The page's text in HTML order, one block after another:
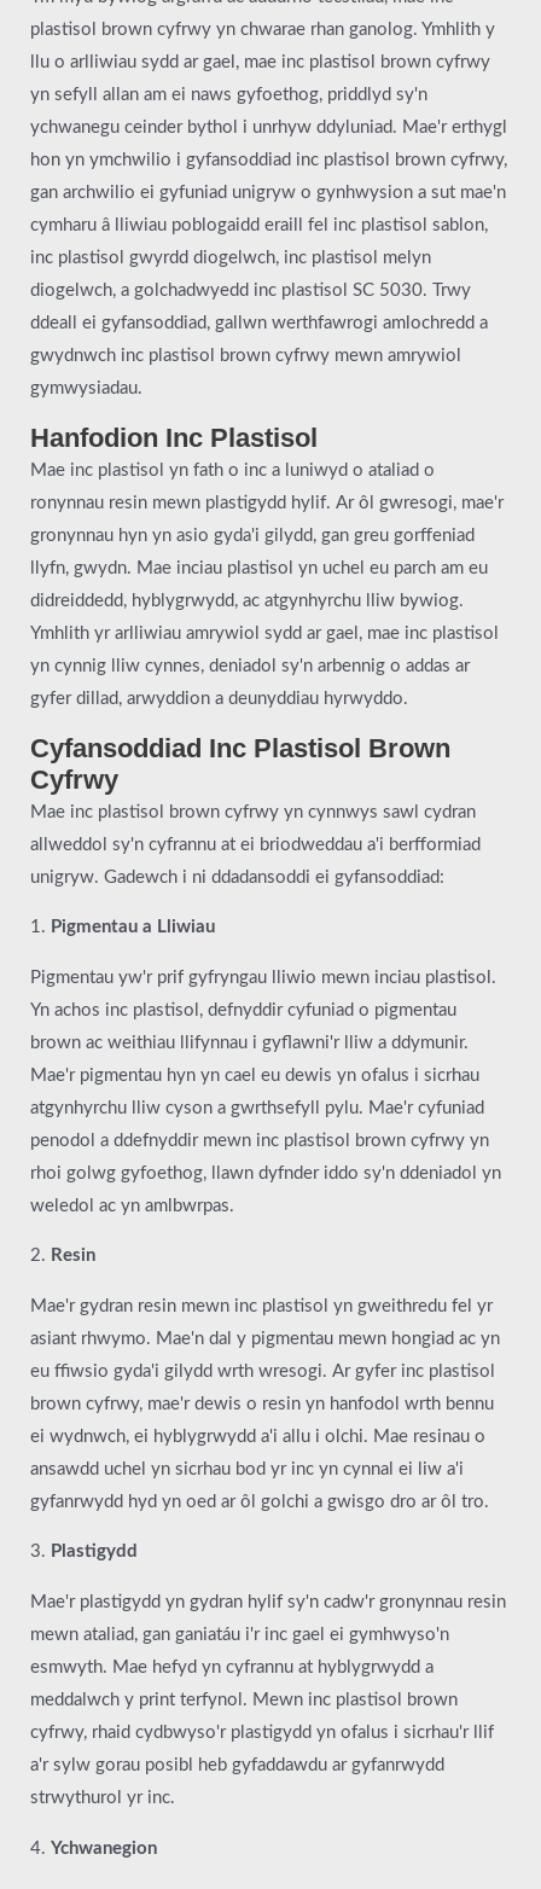
plastisol brown cyfrwy yn chwarae rhan ganolog. Ymhlith y
llu o arlliwiau sydd ar gael, mae inc plastisol brown cyfrwy
yn sefyll allan am ei naws gyfoethog, priddlyd sy'n
ychwanegu ceinder bythol i unrhyw ddyluniad. Mae'r erthygl
hon yn ymchwilio i gyfansoddiad inc plastisol brown cyfrwy,
gan archwilio ei gyfuniad unigryw o gynhwysion a sut mae'n
cymharu â lliwiau poblogaidd eraill fel inc plastisol sablon,
inc plastisol gwyrdd diogelwch, inc plastisol melyn
diogelwch, a golchadwyedd inc plastisol SC 5030. Trwy
ddeall ei gyfansoddiad, gallwn werthfawrogi amlochredd a
gwydnwch inc plastisol brown cyfrwy mewn amrywiol
gymwysiadau.
Hanfodion Inc Plastisol
Mae inc plastisol yn fath o inc a luniwyd o ataliad o
ronynnau resin mewn plastigydd hylif. Ar ôl gwresogi, mae'r
gronynnau hyn yn asio gyda'i gilydd, gan greu gorffeniad
llyfn, gwydn. Mae inciau plastisol yn uchel eu parch am eu
didreiddedd, hyblygrwydd, ac atgynhyrchu lliw bywiog.
Ymhlith yr arlliwiau amrywiol sydd ar gael, mae inc plastisol
yn cynnig lliw cynnes, deniadol sy'n arbennig o addas ar
gyfer dillad, arwyddion a deunyddiau hyrwyddo.
Cyfansoddiad Inc Plastisol Brown
Cyfrwy
Mae inc plastisol brown cyfrwy yn cynnwys sawl cydran
allweddol sy'n cyfrannu at ei briodweddau a'i berfformiad
unigryw. Gadewch i ni ddadansoddi ei gyfansoddiad:
1. Pigmentau a Lliwiau
Pigmentau yw'r prif gyfryngau lliwio mewn inciau plastisol.
Yn achos inc plastisol, defnyddir cyfuniad o pigmentau
brown ac weithiau llifynnau i gyflawni'r lliw a ddymunir.
Mae'r pigmentau hyn yn cael eu dewis yn ofalus i sicrhau
atgynhyrchu lliw cyson a gwrthsefyll pylu. Mae'r cyfuniad
penodol a ddefnyddir mewn inc plastisol brown cyfrwy yn
rhoi golwg gyfoethog, llawn dyfnder iddo sy'n ddeniadol yn
weledol ac yn amlbwrpas.
2. Resin
Mae'r gydran resin mewn inc plastisol yn gweithredu fel yr
asiant rhwymo. Mae'n dal y pigmentau mewn hongiad ac yn
eu ffiwsio gyda'i gilydd wrth wresogi. Ar gyfer inc plastisol
brown cyfrwy, mae'r dewis o resin yn hanfodol wrth bennu
ei wydnwch, ei hyblygrwydd a'i allu i olchi. Mae resinau o
ansawdd uchel yn sicrhau bod yr inc yn cynnal ei liw a'i
gyfanrwydd hyd yn oed ar ôl golchi a gwisgo dro ar ôl tro.
3. Plastigydd
Mae'r plastigydd yn gydran hylif sy'n cadw'r gronynnau resin
mewn ataliad, gan ganiatáu i'r inc gael ei gymhwyso'n
esmwyth. Mae hefyd yn cyfrannu at hyblygrwydd a
meddalwch y print terfynol. Mewn inc plastisol brown
cyfrwy, rhaid cydbwyso'r plastigydd yn ofalus i sicrhau'r llif
a'r sylw gorau posibl heb gyfaddawdu ar gyfanrwydd
strwythurol yr inc.
4. Ychwanegion